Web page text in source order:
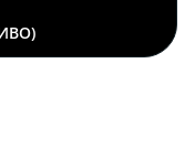
LinkedIn